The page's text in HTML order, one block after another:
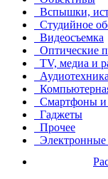
Вспышки,
Студийное
Видеосъемка
Оптические
TV, медиа и
Аудиотехника
Смартфоны
Гаджеты
Прочее